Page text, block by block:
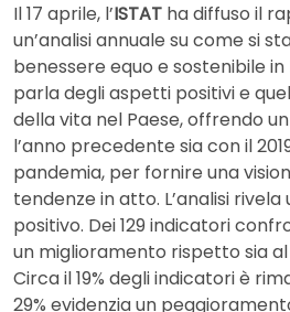
Il 17 aprile, l’ISTAT ha diffuso il
un’analisi annuale su come si
benessere equo e sostenibile
parla degli aspetti positivi e
della vita nel Paese, offrendo
l’anno precedente sia con il
pandemia, per fornire una
tendenze in atto. L’analisi
positivo. Dei 129 indicatori
un miglioramento rispetto sia al
Circa il 19% degli indicatori è
29% evidenzia un